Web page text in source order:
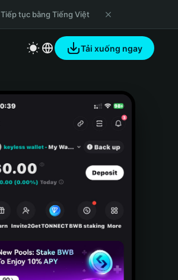
Tiếp tục bằng Tiếng Việt
Tải xuống ngay